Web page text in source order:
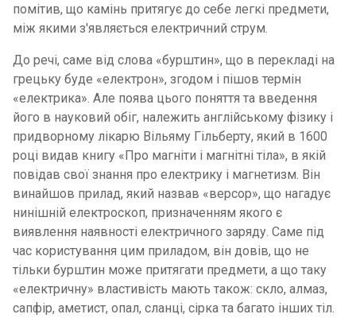
помітив, що камінь притягує до себе легкі предмети,
між якими з'являється електричний струм.
До речі, саме від слова «бурштин», що в перекладі на
грецьку буде «електрон», згодом і пішов термін
«електрика». Але поява цього поняття та введення
його в науковий обіг, належить англійському фізику і
придворному лікарю Вільяму Гільберту, який в 1600
році видав книгу «Про магніти і магнітні тіла», в якій
повідав свої знання про електрику і магнетизм. Він
винайшов прилад, який назвав «версор», що нагадує
нинішній електроскоп, призначенням якого є
виявлення наявності електричного заряду. Саме під
час користування цим приладом, він довів, що не
тільки бурштин може притягати предмети, а що таку
«електричну» властивість мають також: скло, алмаз,
сапфір, аметист, опал, сланці, сірка та багато інших тіл.